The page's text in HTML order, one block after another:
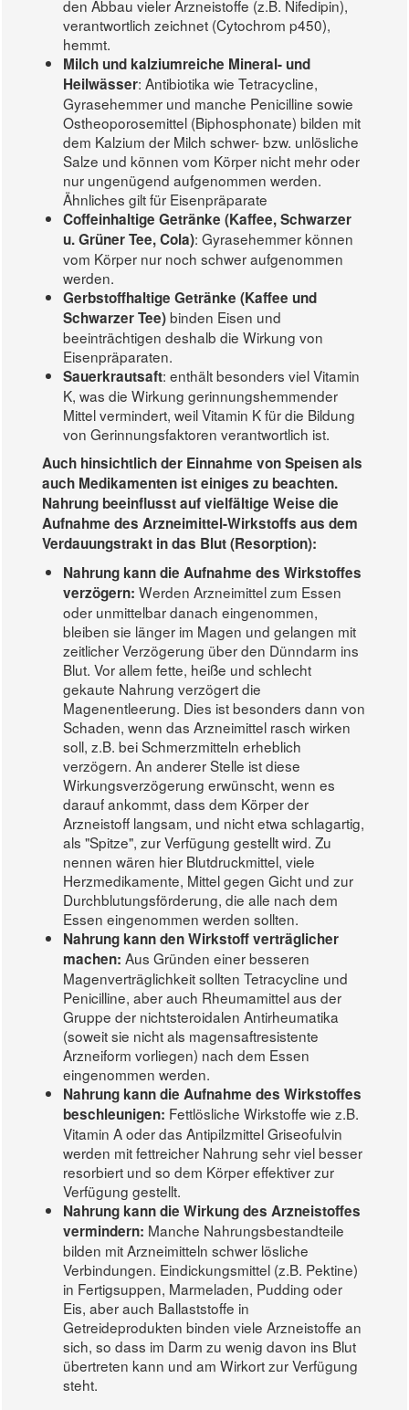
den Abbau vieler Arzneistoffe (z.B. Nifedipin),
verantwortlich zeichnet (Cytochrom p450),
hemmt.
Milch und kalziumreiche Mineral- und
Heilwässer: Antibiotika wie Tetracycline,
Gyrasehemmer und manche Penicilline sowie
Ostheoporosemittel (Biphosphonate) bilden mit
dem Kalzium der Milch schwer- bzw. unlösliche
Salze und können vom Körper nicht mehr oder
nur ungenügend aufgenommen werden.
Ähnliches gilt für Eisenpräparate
Coffeinhaltige Getränke (Kaffee, Schwarzer
u. Grüner Tee, Cola): Gyrasehemmer können
vom Körper nur noch schwer aufgenommen
werden.
Gerbstoffhaltige Getränke (Kaffee und
Schwarzer Tee)binden Eisen und
beeinträchtigen deshalb die Wirkung von
Eisenpräparaten.
Sauerkrautsaft: enthält besonders viel Vitamin
K, was die Wirkung gerinnungshemmender
Mittel vermindert, weil Vitamin K für die Bildung
von Gerinnungsfaktoren verantwortlich ist.
Auch hinsichtlich der Einnahme von Speisen als
auch Medikamenten ist einiges zu beachten.
Nahrung beeinflusst auf vielfältige Weise die
Aufnahme des Arzneimittel-Wirkstoffs aus dem
Verdauungstrakt in das Blut (Resorption):
Nahrung kann die Aufnahme des Wirkstoffes
verzögern: Werden Arzneimittel zum Essen
oder unmittelbar danach eingenommen,
bleiben sie länger im Magen und gelangen mit
zeitlicher Verzögerung über den Dünndarm ins
Blut. Vor allem fette, heiße und schlecht
gekaute Nahrung verzögert die
Magenentleerung. Dies ist besonders dann von
Schaden, wenn das Arzneimittel rasch wirken
soll, z.B. bei Schmerzmitteln erheblich
verzögern. An anderer Stelle ist diese
Wirkungsverzögerung erwünscht, wenn es
darauf ankommt, dass dem Körper der
Arzneistoff langsam, und nicht etwa schlagartig,
als "Spitze", zur Verfügung gestellt wird. Zu
nennen wären hier Blutdruckmittel, viele
Herzmedikamente, Mittel gegen Gicht und zur
Durchblutungsförderung, die alle nach dem
Essen eingenommen werden sollten.
Nahrung kann den Wirkstoff verträglicher
machen: Aus Gründen einer besseren
Magenverträglichkeit sollten Tetracycline und
Penicilline, aber auch Rheumamittel aus der
Gruppe der nichtsteroidalen Antirheumatika
(soweit sie nicht als magensaftresistente
Arzneiform vorliegen) nach dem Essen
eingenommen werden.
Nahrung kann die Aufnahme des Wirkstoffes
beschleunigen: Fettlösliche Wirkstoffe wie z.B.
Vitamin A oder das Antipilzmittel Griseofulvin
werden mit fettreicher Nahrung sehr viel besser
resorbiert und so dem Körper effektiver zur
Verfügung gestellt.
Nahrung kann die Wirkung des Arzneistoffes
vermindern: Manche Nahrungsbestandteile
bilden mit Arzneimitteln schwer lösliche
Verbindungen. Eindickungsmittel (z.B. Pektine)
in Fertigsuppen, Marmeladen, Pudding oder
Eis, aber auch Ballaststoffe in
Getreideprodukten binden viele Arzneistoffe an
sich, so dass im Darm zu wenig davon ins Blut
übertreten kann und am Wirkort zur Verfügung
steht.